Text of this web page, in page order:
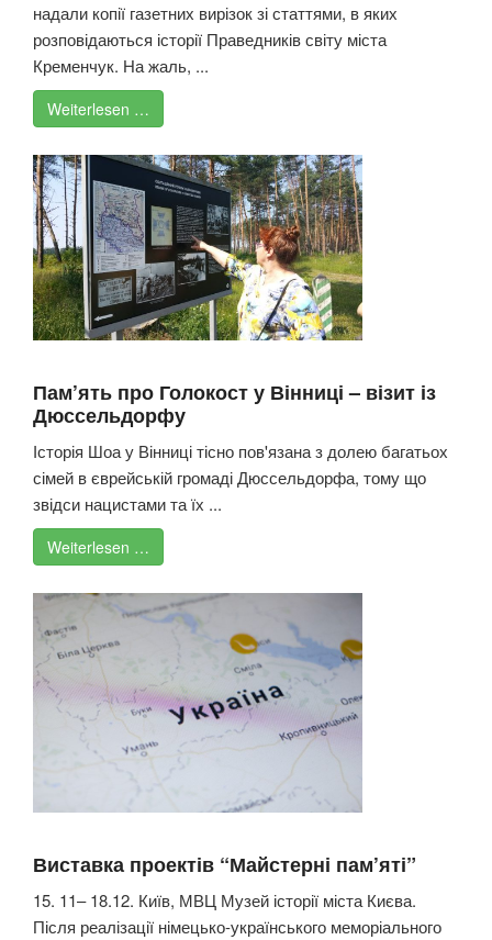
надали копії газетних вирізок зі статтями, в яких
розповідаються історії Праведників світу міста
Кременчук. На жаль, ...
Weiterlesen …
Пам’ять про Голокост у Вінниці – візит із
Дюссельдорфу
Історія Шоа у Вінниці тісно пов'язана з долею багатьох
сімей в єврейській громаді Дюссельдорфа, тому що
звідси нацистами та їх ...
Weiterlesen …
Виставка проектів “Майстерні пам’яті”
15. 11– 18.12. Київ, МВЦ Музей історії міста Києва.
Після реалізації німецько-українського меморіального